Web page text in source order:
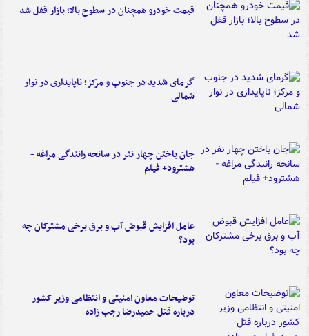
قیمت خودرو همچنان در سطوح بالا؛ بازار قفل شد
گرمای شدید در جنوب و مرکز؛ ناپایداری در نوار
شمالی
جان باختن چهار نفر در سانحه رانندگی مراغه -
هشترود+ فیلم
عامل افزایش قبوض آب و برق برخی مشترکان چه
بود؟
توضیحات معاون امنیتی و انتظامی وزیر کشور
درباره قتل حمیدرضا رجب زاده